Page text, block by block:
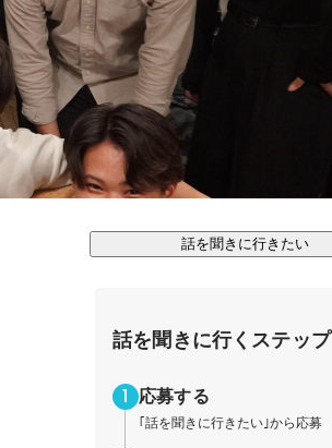
話を聞きに行きたい
話を聞きに行くステップ
応募する
｢話を聞きに行きたい｣から応募